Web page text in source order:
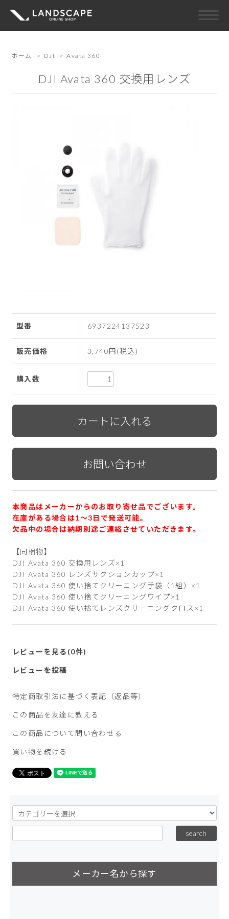
ホーム > DJI > Avata 360
DJI Avata 360 交換用レンズ
型番 6937224137523
販売価格 3,740円(税込)
購入数
本商品はメーカーからのお取り寄せ品でございます。
在庫がある場合は1〜3日で発送可能。
欠品中の場合は納期別途ご連絡させていただきます。
【同梱物】
DJI Avata 360 交換用レンズ×1
DJI Avata 360 レンズサクションカップ×1
DJI Avata 360 使い捨てクリーニング手袋（1組）×1
DJI Avata 360 使い捨てクリーニングワイプ×1
DJI Avata 360 使い捨てレンズクリーニングクロス×1
レビューを見る(0件)
レビューを投稿
特定商取引法に基づく表記（返品等）
この商品を友達に教える
この商品について問い合わせる
買い物を続ける
メーカー名から探す